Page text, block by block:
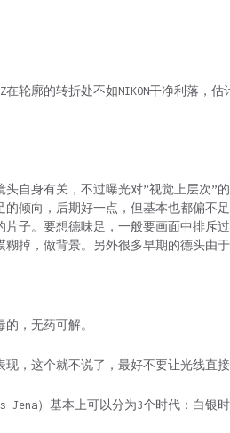
在轮廓的转折处不如NIKON干净利落，
自身有关，不过曝光对”视觉上层次”
的倾向，后期好一点，但基本也都偏不
片子。要想德味足，一般要画面中排斥
糊掉，做背景。另外很多早期的德头由
的，无药可解。
现，这个就不说了，最好不要让光线直接
）基本上可以分为3个时代：白银时